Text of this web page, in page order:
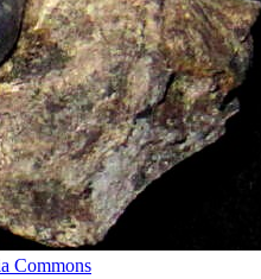
Commons